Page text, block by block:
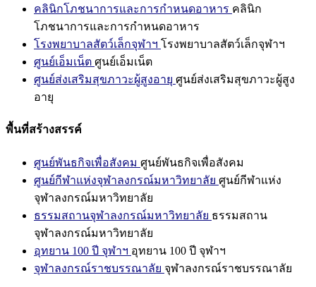
คลินิกโภชนาการและการกำหนดอาหาร คลินิก
โภชนาการและการกำหนดอาหาร
โรงพยาบาลสัตว์เล็กจุฬาฯ โรงพยาบาลสัตว์เล็กจุฬาฯ
ศูนย์เอ็มเน็ต ศูนย์เอ็มเน็ต
ศูนย์ส่งเสริมสุขภาวะผู้สูงอายุ ศูนย์ส่งเสริมสุขภาวะผู้สูง
อายุ
พื้นที่สร้างสรรค์
ศูนย์พันธกิจเพื่อสังคม ศูนย์พันธกิจเพื่อสังคม
ศูนย์กีฬาแห่งจุฬาลงกรณ์มหาวิทยาลัย ศูนย์กีฬาแห่ง
จุฬาลงกรณ์มหาวิทยาลัย
ธรรมสถานจุฬาลงกรณ์มหาวิทยาลัย ธรรมสถาน
จุฬาลงกรณ์มหาวิทยาลัย
อุทยาน 100 ปี จุฬาฯ อุทยาน 100 ปี จุฬาฯ
จุฬาลงกรณ์ราชบรรณาลัย จุฬาลงกรณ์ราชบรรณาลัย